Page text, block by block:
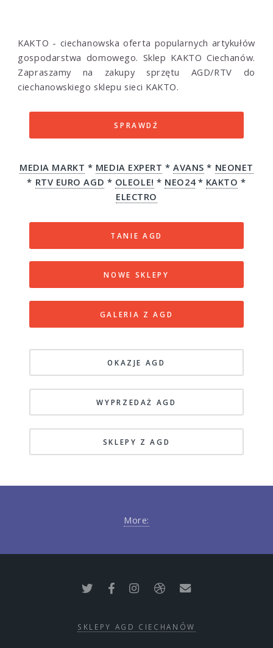
KAKTO - ciechanowska oferta popularnych artykułów
gospodarstwa domowego. Sklep KAKTO Ciechanów.
Zapraszamy na zakupy sprzętu AGD/RTV do
ciechanowskiego sklepu sieci KAKTO.
SPRAWDŹ
MEDIA MARKT * MEDIA EXPERT *AVANS * NEONET
* RTV EURO AGD * OLEOLE! * NEO24* KAKTO *
ELECTRO
TANIE AGD
NOWE SKLEPY
GALERIA Z AGD
OKAZJE AGD
WYPRZEDAŻ AGD
SKLEPY Z AGD
More:
SKLEPY AGD CIECHANÓW